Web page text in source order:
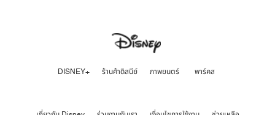
DISNEY+ ร้านค้าดิสนีย์ ภาพยนตร์ พาร์คส